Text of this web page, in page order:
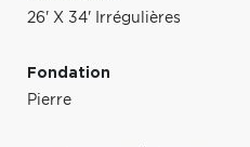
26' X 34' Irrégulières
Fondation
Pierre